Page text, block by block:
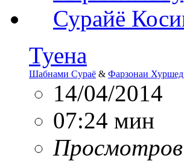
Туена
Шабнами Сураё & Фарзонаи Хуршед
14/04/2014
07:24 мин
Просмотров